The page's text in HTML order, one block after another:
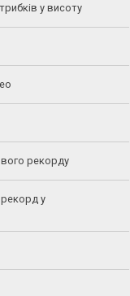
у висоту
рекорду
у